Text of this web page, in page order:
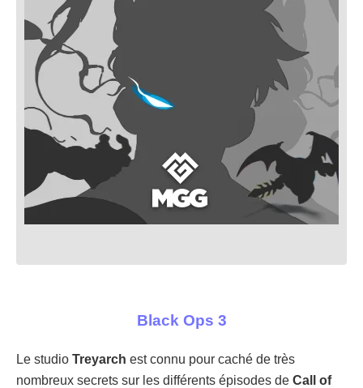
Black Ops 3
Le studio Treyarch est connu pour caché de très
nombreux secrets sur les différents épisodes de Call of